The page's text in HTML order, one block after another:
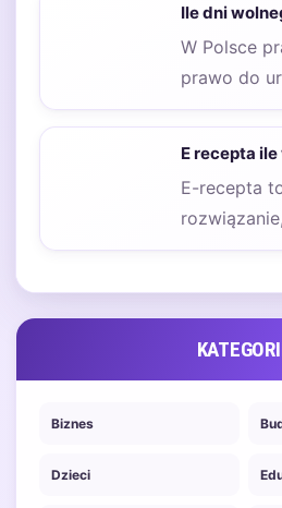
Ile dni
W Polsce
prawo do
Zgodnie…
E recepta
E-recepta
Biznes
Dzieci